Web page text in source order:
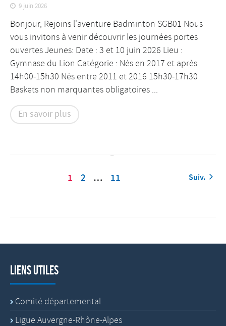
9 juin 2026
Bonjour, Rejoins l'aventure Badminton SGB01 Nous
vous invitons à venir découvrir les journées portes
ouvertes Jeunes: Date : 3 et 10 juin 2026 Lieu :
Gymnase du Lion Catégorie : Nés en 2017 et après
14h00-15h30 Nés entre 2011 et 2016 15h30-17h30
Baskets non marquantes obligatoires ...
En savoir plus
1 2 … 11 Suiv.
Liens utiles
Comité départemental
Ligue Auvergne-Rhône-Alpes